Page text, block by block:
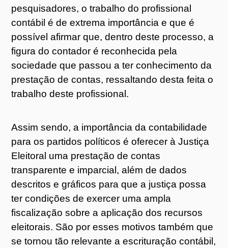
pesquisadores, o trabalho do profissional
contábil é de extrema importância e que é
possível afirmar que, dentro deste processo, a
figura do contador é reconhecida pela
sociedade que passou a ter conhecimento da
prestação de contas, ressaltando desta feita o
trabalho deste profissional.
Assim sendo, a importância da contabilidade
para os partidos políticos é oferecer à Justiça
Eleitoral uma prestação de contas
transparente e imparcial, além de dados
descritos e gráficos para que a justiça possa
ter condições de exercer uma ampla
fiscalização sobre a aplicação dos recursos
eleitorais. São por esses motivos também que
se tornou tão relevante a escrituração contábil,